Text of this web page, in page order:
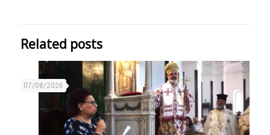
Related posts
07/08/2026